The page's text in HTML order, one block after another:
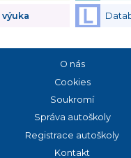
výuka
O nás
Cookies
Soukromí
Správa autoškoly
Registrace autoškoly
Kontakt